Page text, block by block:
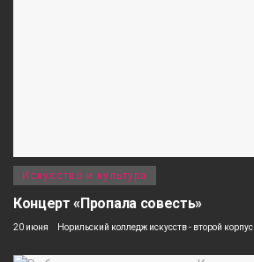
Искусство и культура
Концерт «Пропала совесть»
20 июня Норильский колледж искусств - второй корпус